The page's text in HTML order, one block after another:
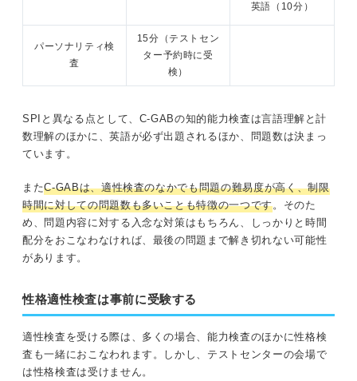
英語（10分）
パーソナリティ検
査
15分（テストセン
ター予約時に受
検）
SPIと異なる点として、C-GABの知的能力検査は言語理解と計
数理解のほかに、英語が必ず出題されるほか、問題数は決まっ
ています。
またC-GABは、適性検査のなかでも問題の難易度が高く、制限
時間に対しての問題数も多いことも特徴の一つです。そのた
め、問題内容に対する入念な対策はもちろん、しっかりと時間
配分をおこなわなければ、最後の問題まで解き切れない可能性
があります。
性格適性検査は事前に受験する
適性検査を受ける際は、多くの場合、能力検査のほかに性格検
査も一緒におこなわれます。しかし、テストセンターの会場で
は性格検査は受けません。